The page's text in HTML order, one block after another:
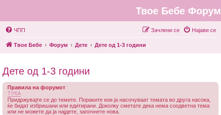
Твое Бебе Форум
ЧПП Најави се
Зачлени се
Твое Бебе Форум Дете Дете од 1-3 години
Дете од 1-3 години
Правила на форумот
ТУКА
Придржувајте се до темите. Пораките кои ја насочуваат темата во друга насока,
ќе бидат избришани или едитирани. Доколку сметате дека нема соодветна тема
или не можете да ја најдете, започнете нова.